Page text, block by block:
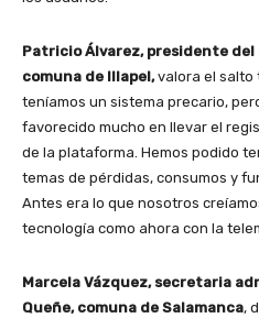
Patricio Álvarez, presidente del
comuna de Illapel,valora el salto
teníamos un sistema precario,
favorecido mucho en llevar el
de la plataforma. Hemos podido
temas de pérdidas, consumos y
Antes era lo que nosotros
tecnología como ahora con la
Marcela Vázquez, secretaria
Queñe, comuna de Salamanca,